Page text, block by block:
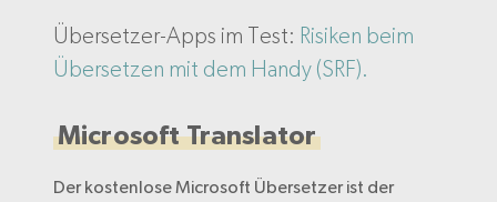
Übersetzer-Apps im Test: Risiken beim
Übersetzen mit dem Handy (SRF).
Microsoft Translator
Der kostenlose Microsoft Übersetzer ist der